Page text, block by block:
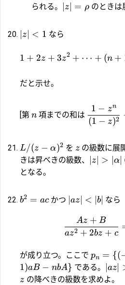
られる。
z = ρのときは
z < 1 なら
1 + 2z + 3z2 + ⋯ + (n +
だと示せ。
[第 n 項までの和は
(1 − z)2
1 − zn
L/(z − α)2 を z の級数に展
きは昇べきの級数、
z > α∣
となる。
b2 = acかつ az < ∣b なら
az2 + 2bz + c
Az + B
が成り立つ。ここで pn = {(
1)aB − nbA} である。 az
z の降べきの級数を求めよ。